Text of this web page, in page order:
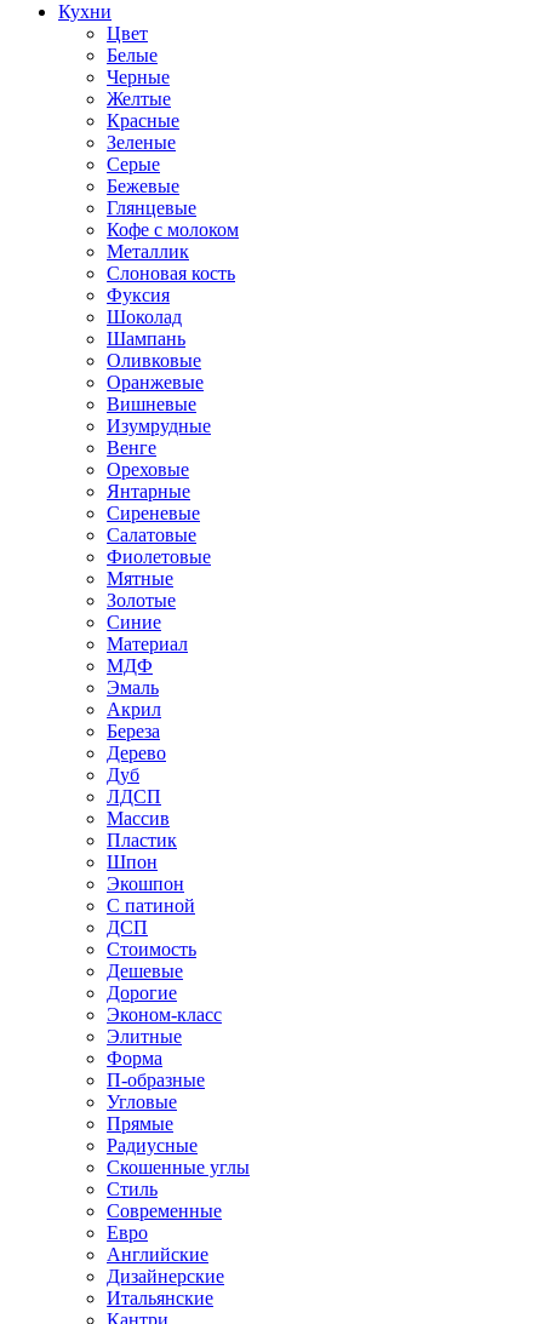
Кухни
Цвет
Белые
Черные
Желтые
Красные
Зеленые
Серые
Бежевые
Глянцевые
Кофе с молоком
Металлик
Слоновая кость
Фуксия
Шоколад
Шампань
Оливковые
Оранжевые
Вишневые
Изумрудные
Венге
Ореховые
Янтарные
Сиреневые
Салатовые
Фиолетовые
Мятные
Золотые
Синие
Материал
МДФ
Эмаль
Акрил
Береза
Дерево
Дуб
ЛДСП
Массив
Пластик
Шпон
Экошпон
С патиной
ДСП
Стоимость
Дешевые
Дорогие
Эконом-класс
Элитные
Форма
П-образные
Угловые
Прямые
Радиусные
Скошенные углы
Стиль
Современные
Евро
Английские
Дизайнерские
Итальянские
Кантри